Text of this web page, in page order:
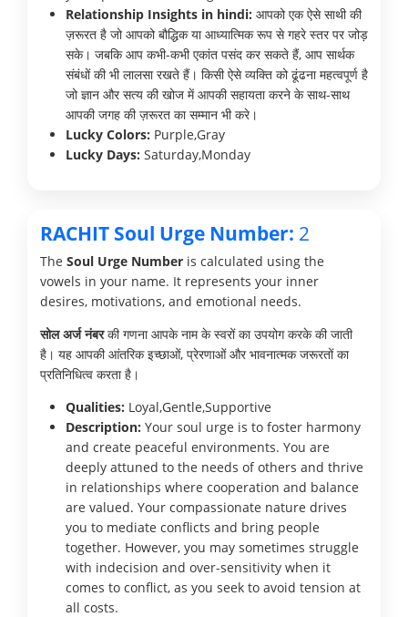
Relationship Insights in hindi: आपको एक ऐसे साथी की
ज़रूरत है जो आपको बौद्धिक या आध्यात्मिक रूप से गहरे स्तर पर जोड़
सके। जबकि आप कभी-कभी एकांत पसंद कर सकते हैं, आप सार्थक
संबंधों की भी लालसा रखते हैं। किसी ऐसे व्यक्ति को ढूंढना महत्वपूर्ण है
जो ज्ञान और सत्य की खोज में आपकी सहायता करने के साथ-साथ
आपकी जगह की ज़रूरत का सम्मान भी करे।
Lucky Colors: Purple,Gray
Lucky Days: Saturday,Monday
RACHIT Soul Urge Number: 2
The Soul Urge Number is calculated using the
vowels in your name. It represents your inner
desires, motivations, and emotional needs.
सोल अर्ज नंबरकी गणना आपके नाम के स्वरों का उपयोग करके की जाती
है। यह आपकी आंतरिक इच्छाओं, प्रेरणाओं और भावनात्मक जरूरतों का
प्रतिनिधित्व करता है।
Qualities: Loyal,Gentle,Supportive
Description: Your soul urge is to foster harmony
and create peaceful environments. You are
deeply attuned to the needs of others and thrive
in relationships where cooperation and balance
are valued. Your compassionate nature drives
you to mediate conflicts and bring people
together. However, you may sometimes struggle
with indecision and over-sensitivity when it
comes to conflict, as you seek to avoid tension at
all costs.